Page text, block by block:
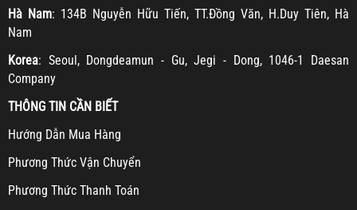
Hà Nam: 134B Nguyễn Hữu Tiến, TT.Đồng Văn, H.Duy Tiên, Hà
Nam
Korea: Seoul, Dongdeamun - Gu, Jegi - Dong, 1046-1 Daesan
Company
THÔNG TIN CẦN BIẾT
Hướng Dẫn Mua Hàng
Phương Thức Vận Chuyển
Phương Thức Thanh Toán